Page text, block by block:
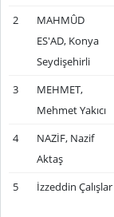
2
MAHMÛD
ES'AD, Konya
Seydişehirli
3
MEHMET,
Mehmet Yakıcı
4
NAZİF, Nazif
Aktaş
5 İzzeddin Çalışlar